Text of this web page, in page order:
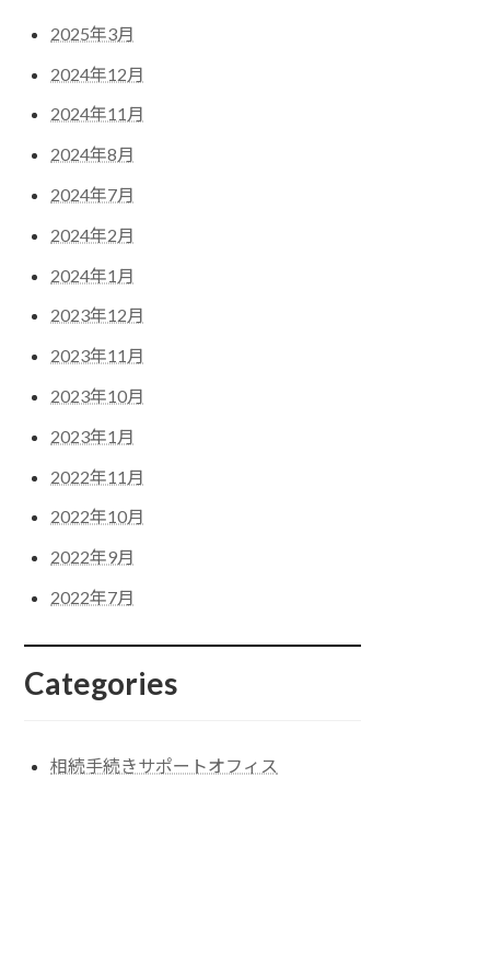
2025年3月
2024年12月
2024年11月
2024年8月
2024年7月
2024年2月
2024年1月
2023年12月
2023年11月
2023年10月
2023年1月
2022年11月
2022年10月
2022年9月
2022年7月
Categories
相続手続きサポートオフィス